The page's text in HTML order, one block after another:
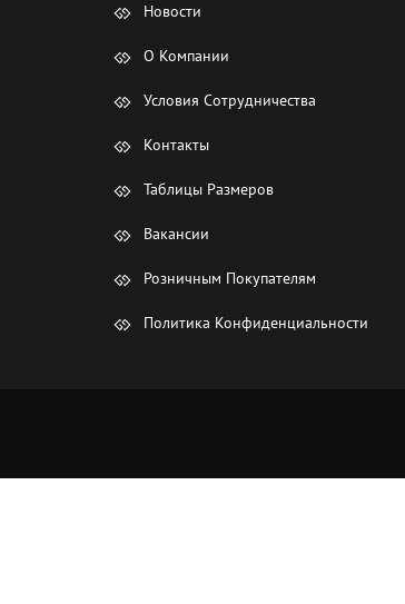
Новости
О Компании
Условия Сотрудничества
Контакты
Таблицы Размеров
Вакансии
Розничным Покупателям
Политика Конфиденциальности